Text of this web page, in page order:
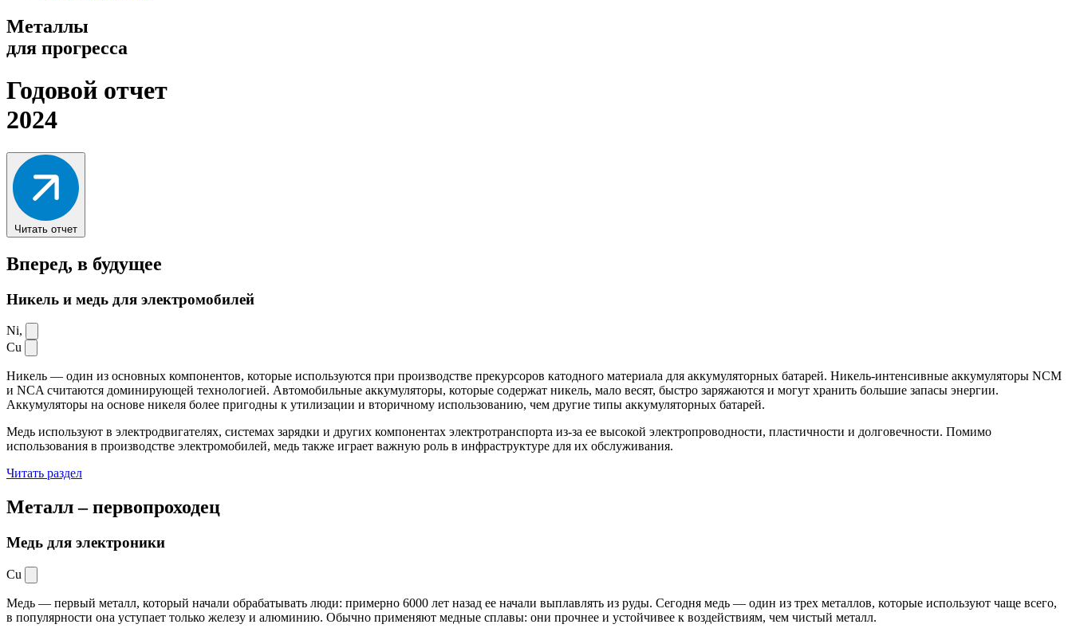
Металлы
для прогресса
Годовой отчет
2024
Читать отчет
Вперед, в будущее
Никель и медь для электромобилей
Ni,
Cu
Никель — один из основных компонентов, которые используются при производстве прекурсоров катодного материала для аккумуляторных батарей. Никель-интенсивные аккумуляторы NCM
и NCA считаются доминирующей технологией. Автомобильные аккумуляторы, которые содержат никель, мало весят, быстро заряжаются и могут хранить большие запасы энергии.
Аккумуляторы на основе никеля более пригодны к утилизации и вторичному использованию, чем другие типы аккумуляторных батарей.
Медь используют в электродвигателях, системах зарядки и других компонентах электротранспорта из-за ее высокой электропроводности, пластичности и долговечности. Помимо
использования в производстве электромобилей, медь также играет важную роль в инфраструктуре для их обслуживания.
Читать раздел
Металл –первопроходец
Медь для электроники
Cu
Медь — первый металл, который начали обрабатывать люди: примерно 6000 лет назад ее начали выплавлять из руды. Сегодня медь — один из трех металлов, которые используют чаще всего,
в популярности она уступает только железу и алюминию. Обычно применяют медные сплавы: они прочнее и устойчивее к воздействиям, чем чистый металл.